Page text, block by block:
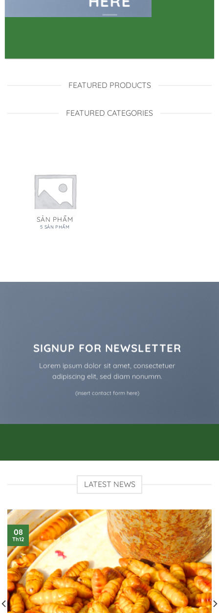
FEATURED PRODUCTS
FEATURED CATEGORIES
SẢN PHẨM
5 SẢN PHẨM
SIGNUP FOR NEWSLETTER
Lorem ipsum dolor sit amet, consectetuer
adipiscing elit, sed diam nonumm.
(insert contact form here)
LATEST NEWS
08
Th12